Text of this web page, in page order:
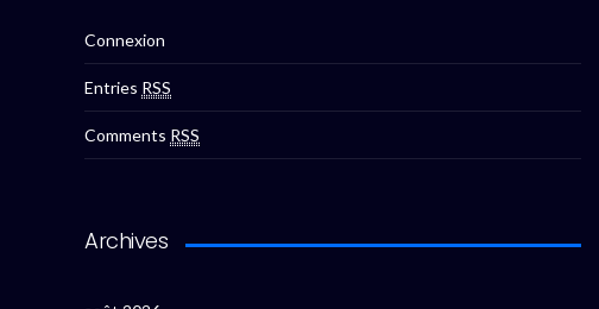
Connexion
Entries RSS
Comments RSS
Archives